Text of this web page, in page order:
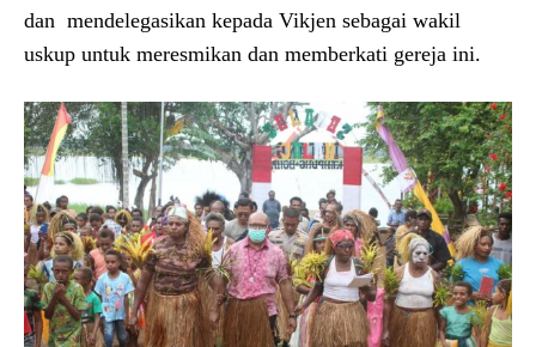
dan mendelegasikan kepada Vikjen sebagai wakil
uskup untuk meresmikan dan memberkati gereja ini.